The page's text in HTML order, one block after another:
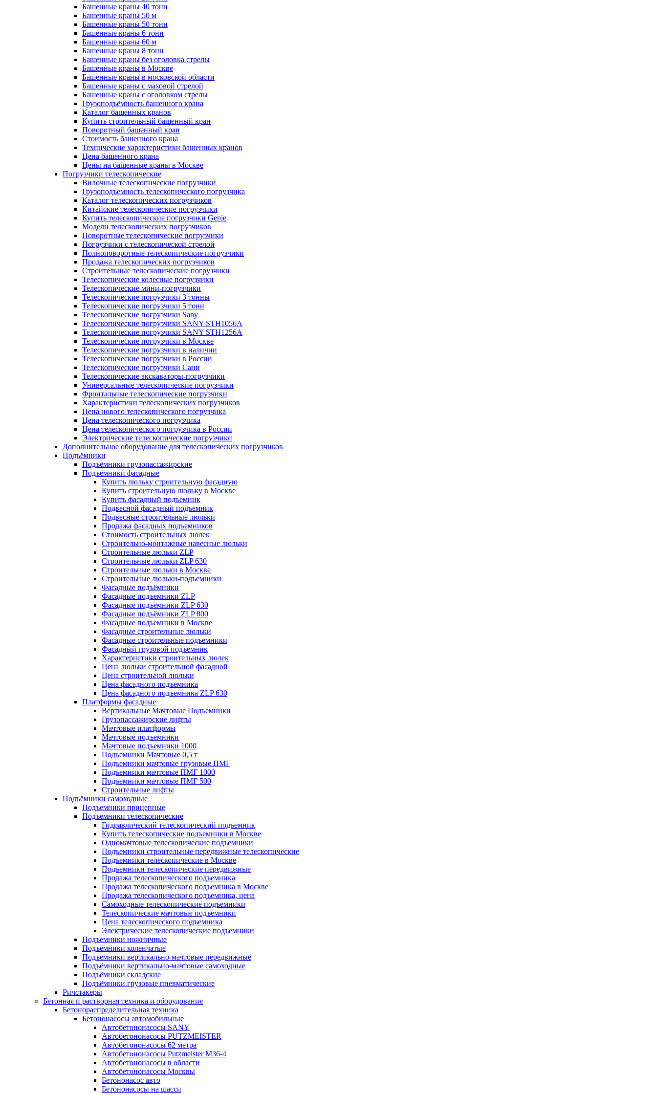
Башенные краны 40 тонн
Башенные краны 50 м
Башенные краны 50 тонн
Башенные краны 6 тонн
Башенные краны 60 м
Башенные краны 8 тонн
Башенные краны без оголовка стрелы
Башенные краны в Москве
Башенные краны в московской области
Башенные краны с маховой стрелой
Башенные краны с оголовком стрелы
Грузоподъёмность башенного крана
Каталог башенных кранов
Купить строительный башенный кран
Поворотный башенный кран
Стоимость башенного крана
Технические характеристики башенных кранов
Цена башенного крана
Цены на башенные краны в Москве
Погрузчики телескопические
Вилочные телескопические погрузчики
Грузоподъемность телескопического погрузчика
Каталог телескопических погрузчиков
Китайские телескопические погрузчики
Купить телескопические погрузчики Genie
Модели телескопических погрузчиков
Поворотные телескопические погрузчики
Погрузчики с телескопической стрелой
Полноповоротные телескопические погрузчики
Продажа телескопических погрузчиков
Строительные телескопические погрузчики
Телескопические колесные погрузчики
Телескопические мини-погрузчики
Телескопические погрузчики 3 тонны
Телескопические погрузчики 5 тонн
Телескопические погрузчики Sany
Телескопические погрузчики SANY STH1056А
Телескопические погрузчики SANY STH1256A
Телескопические погрузчики в Москве
Телескопические погрузчики в наличии
Телескопические погрузчики в России
Телескопические погрузчики Сани
Телескопические экскаваторы-погрузчики
Универсальные телескопические погрузчики
Фронтальные телескопические погрузчики
Характеристики телескопических погрузчиков
Цена нового телескопического погрузчика
Цена телескопического погрузчика
Цена телескопического погрузчика в России
Электрические телескопические погрузчики
Дополнительное оборудование для телескопических погрузчиков
Подъёмники
Подъёмники грузопассажирские
Подъёмники фасадные
Купить люльку строительную фасадную
Купить строительную люльку в Москве
Купить фасадный подъемник
Подвесной фасадный подъемник
Подвесные строительные люльки
Продажа фасадных подъемников
Стоимость строительных люлек
Строительно-монтажные навесные люльки
Строительные люльки ZLP
Строительные люльки ZLP 630
Строительные люльки в Москве
Строительные люльки-подъемники
Фасадные подъёмники
Фасадные подъемники ZLP
Фасадные подъёмники ZLP 630
Фасадные подъёмники ZLP 800
Фасадные подъемники в Москве
Фасадные строительные люльки
Фасадные строительные подъемники
Фасадный грузовой подъемник
Характеристики строительных люлек
Цена люльки строительной фасадной
Цена строительной люльки
Цена фасадного подъемника
Цена фасадного подъемника ZLP 630
Платформы фасадные
Вертикальные Мачтовые Подъемники
Грузопассажирские лифты
Мачтовые платформы
Мачтовые подъемники
Мачтовые подъемники 1000
Подъемники Мачтовые 0,5 т
Подъемники мачтовые грузовые ПМГ
Подъемники мачтовые ПМГ 1000
Подъемники мачтовые ПМГ 500
Строительные лифты
Подъёмники самоходные
Подъемники прицепные
Подъемники телескопические
Гидравлический телескопический подъемник
Купить телескопические подъемники в Москве
Одномачтовые телескопические подъемники
Подъемники строительные передвижные телескопические
Подъемники телескопические в Москве
Подъемники телескопические передвижные
Продажа телескопического подъемника
Продажа телескопического подъемника в Москве
Продажа телескопического подъемника, цена
Самоходные телескопические подъемники
Телескопические мачтовые подъемники
Цена телескопического подъемника
Электрические телескопические подъемники
Подъемники ножничные
Подъёмники коленчатые
Подъемники вертикально-мачтовые передвижные
Подъёмники вертикально-мачтовые самоходные
Подъёмники складские
Подъёмники грузовые пневматические
Ричстакеры
Бетонная и растворная техника и оборудование
Бетонораспределительная техника
Бетононасосы автомобильные
Автобетононасосы SANY
Автобетононасосы PUTZMEISTER
Автобетононасосы 62 метра
Автобетононасосы Putzmeister M36-4
Автобетононасосы в области
Автобетононасосы Москвы
Бетононасос авто
Бетононасосы на шасси